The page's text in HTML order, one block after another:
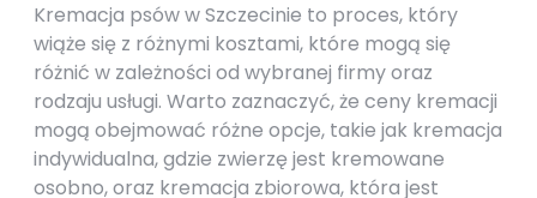
Kremacja psów w Szczecinie to proces, który
wiąże się z różnymi kosztami, które mogą się
różnić w zależności od wybranej firmy oraz
rodzaju usługi. Warto zaznaczyć, że ceny kremacji
mogą obejmować różne opcje, takie jak kremacja
indywidualna, gdzie zwierzę jest kremowane
osobno, oraz kremacja zbiorowa, która jest